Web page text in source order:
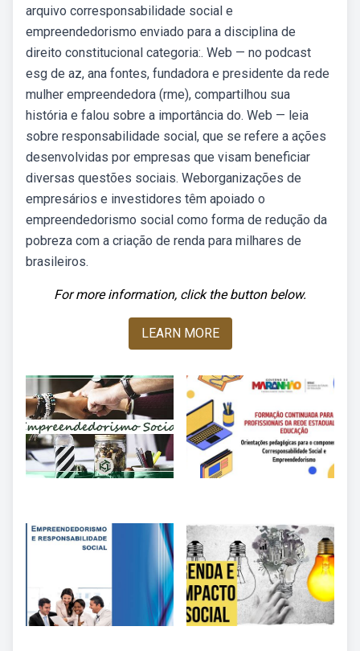
arquivo corresponsabilidade social e
empreendedorismo enviado para a disciplina de
direito constitucional categoria:. Web — no podcast
esg de az, ana fontes, fundadora e presidente da rede
mulher empreendedora (rme), compartilhou sua
história e falou sobre a importância do. Web — leia
sobre responsabilidade social, que se refere a ações
desenvolvidas por empresas que visam beneficiar
diversas questões sociais. Weborganizações de
empresários e investidores têm apoiado o
empreendedorismo social como forma de redução da
pobreza com a criação de renda para milhares de
brasileiros.
For more information, click the button below.
LEARN MORE